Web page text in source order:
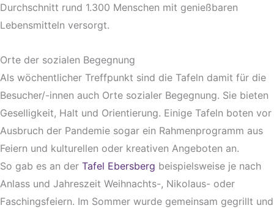
Durchschnitt rund 1.300 Menschen mit genießbaren
Lebensmitteln versorgt.
Orte der sozialen Begegnung
Als wöchentlicher Treffpunkt sind die Tafeln damit für die
Besucher/-innen auch Orte sozialer Begegnung. Sie bieten
Geselligkeit, Halt und Orientierung. Einige Tafeln boten vor
Ausbruch der Pandemie sogar ein Rahmenprogramm aus
Feiern und kulturellen oder kreativen Angeboten an.
So gab es an der Tafel Ebersberg beispielsweise je nach
Anlass und Jahreszeit Weihnachts-, Nikolaus- oder
Faschingsfeiern. Im Sommer wurde gemeinsam gegrillt und